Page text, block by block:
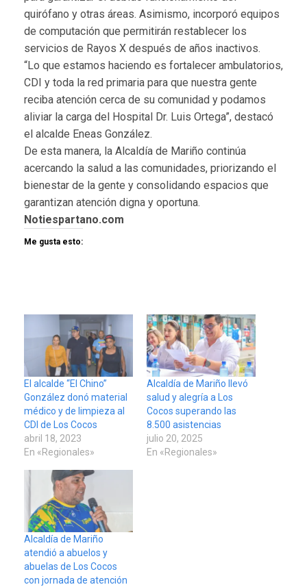
quirófano y otras áreas. Asimismo, incorporó equipos
de computación que permitirán restablecer los
servicios de Rayos X después de años inactivos.
“Lo que estamos haciendo es fortalecer ambulatorios,
CDI y toda la red primaria para que nuestra gente
reciba atención cerca de su comunidad y podamos
aliviar la carga del Hospital Dr. Luis Ortega”, destacó
el alcalde Eneas González.
De esta manera, la Alcaldía de Mariño continúa
acercando la salud a las comunidades, priorizando el
bienestar de la gente y consolidando espacios que
garantizan atención digna y oportuna.
Notiespartano.com
Me gusta esto:
El alcalde “El Chino”
González donó material
médico y de limpieza al
CDI de Los Cocos
abril 18, 2023
En «Regionales»
Alcaldía de Mariño llevó
salud y alegría a Los
Cocos superando las
8.500 asistencias
julio 20, 2025
En «Regionales»
Alcaldía de Mariño
atendió a abuelos y
abuelas de Los Cocos
con jornada de atención